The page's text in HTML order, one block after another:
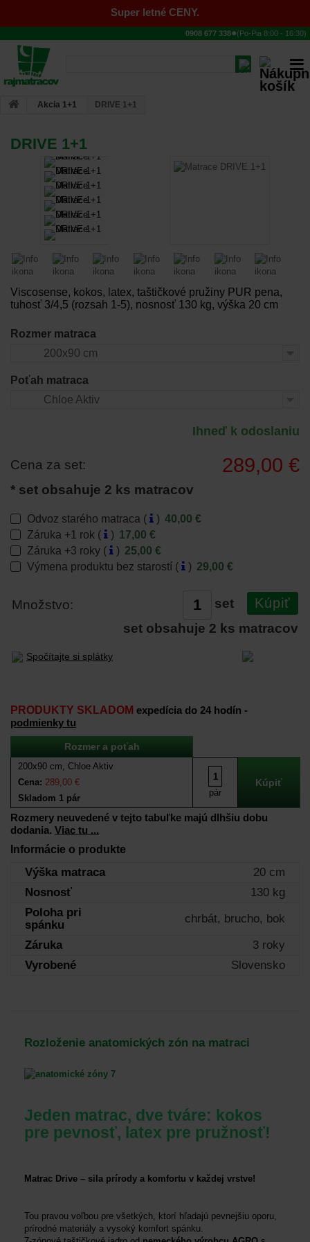
Super letné CENY.
0908 677 338●(Po-Pia 8:00 - 16:30)
Akcia 1+1 DRIVE 1+1
DRIVE 1+1
Viscosense, kokos, latex, taštičkové pružiny PUR pena,
tuhosť 3/4,5 (rozsah 1-5), nosnosť 130 kg, výška 20 cm
Rozmer matraca
200x90 cm
Poťah matraca
Chloe Aktiv
Ihneď k odoslaniu
Cena za set:
* set obsahuje 2 ks matracov
289,00 €
Odvoz starého matraca ( ) 40,00 €
Záruka +1 rok (
) 17,00 €
Záruka +3 roky (
) 25,00 €
Výmena produktu bez starostí (
) 29,00 €
Množstvo: set Kúpiť
set obsahuje 2 ks matracov
Spočítajte si splátky
PRODUKTY SKLADOM expedícia do 24 hodín -
podmienky tu
Rozmer a poťah
200x90 cm, Chloe Aktiv
Cena: 289,00 €
Skladom 1 pár
pár
Rozmery neuvedené v tejto tabuľke majú dlhšiu dobu
dodania. Viac tu ...
Informácie o produkte
Výška matraca
20 cm
Nosnosť
130 kg
Poloha pri
spánku
chrbát, brucho, bok
Záruka
3 roky
Vyrobené
Slovensko
Rozloženie anatomických zón na matraci
Jeden matrac, dve tváre: kokos
pre pevnosť, latex pre pružnosť!
Matrac Drive – sila prírody a komfortu v každej vrstve!
Tou pravou voľbou pre všetkých, ktorí hľadajú pevnejšiu oporu,
prírodné materiály a vysoký komfort spánku.